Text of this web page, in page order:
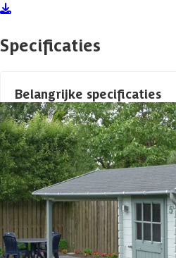
Specificaties
Belangrijke specificaties
Merk
Levertijd
Kleur
Type